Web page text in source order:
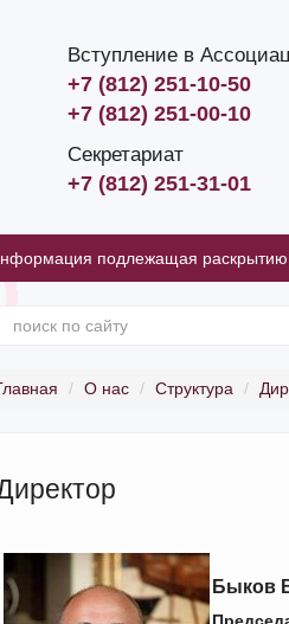
Вступление в
+7 (812) 251-10-50
+7 (812) 251-00-10
Секретариат
+7 (812) 251-31-01
подлежащая раскрытию
О нас Структура
Быков